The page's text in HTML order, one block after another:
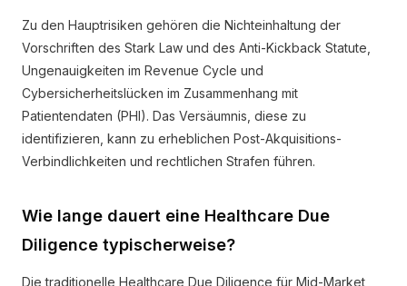
Zu den Hauptrisiken gehören die Nichteinhaltung der
Vorschriften des Stark Law und des Anti-Kickback Statute,
Ungenauigkeiten im Revenue Cycle und
Cybersicherheitslücken im Zusammenhang mit
Patientendaten (PHI). Das Versäumnis, diese zu
identifizieren, kann zu erheblichen Post-Akquisitions-
Verbindlichkeiten und rechtlichen Strafen führen.
Wie lange dauert eine Healthcare Due
Diligence typischerweise?
Die traditionelle Healthcare Due Diligence für Mid-Market